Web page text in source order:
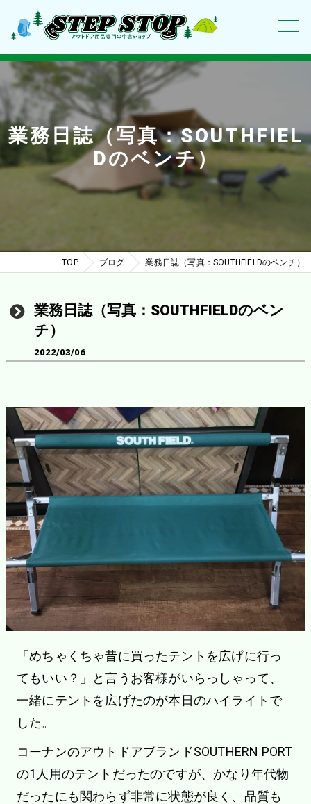
業務日誌（写真：SOUTHFIEL
Dのベンチ）
TOP ブログ 業務日誌（写真：SOUTHFIELDのベンチ）
業務日誌（写真：SOUTHFIELDのベン
チ）
2022/03/06
「めちゃくちゃ昔に買ったテントを広げに行っ
てもいい？」と言うお客様がいらっしゃって、
一緒にテントを広げたのが本日のハイライトで
した。
コーナンのアウトドアブランドSOUTHERN PORT
の1人用のテントだったのですが、かなり年代物
だったにも関わらず非常に状態が良く、品質も